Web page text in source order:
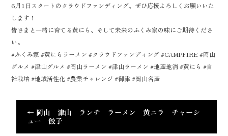
6月1日スタートのクラウドファンディング、ぜひ応援よろしくお願いいた
します！
皆さまと一緒に育てる黄にら、そして未来のふくみ家の味にご期待くださ
い。
#ふくみ家 #黄にらラーメン #クラウドファンディング #CAMPFIRE #岡山
グルメ #津山グルメ #岡山ラーメン #津山ラーメン #地産地消 #黄にら #自
社栽培 #地域活性化 #農業チャレンジ #御津 #岡山名産
← 岡山 津山 ランチ ラーメン 黄ニラ チャーシ
ュー 餃子